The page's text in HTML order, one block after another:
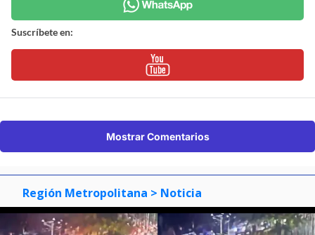
Suscríbete en:
Mostrar Comentarios
Región Metropolitana > Noticia